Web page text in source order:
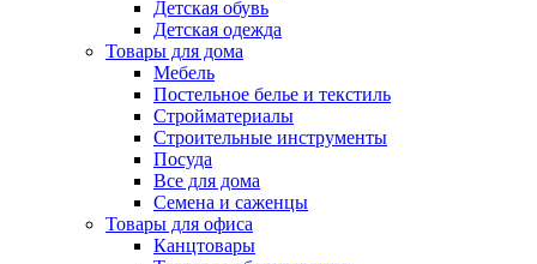
Детская обувь
Детская одежда
Товары для дома
Мебель
Постельное белье и текстиль
Стройматериалы
Строительные инструменты
Посуда
Все для дома
Семена и саженцы
Товары для офиса
Канцтовары